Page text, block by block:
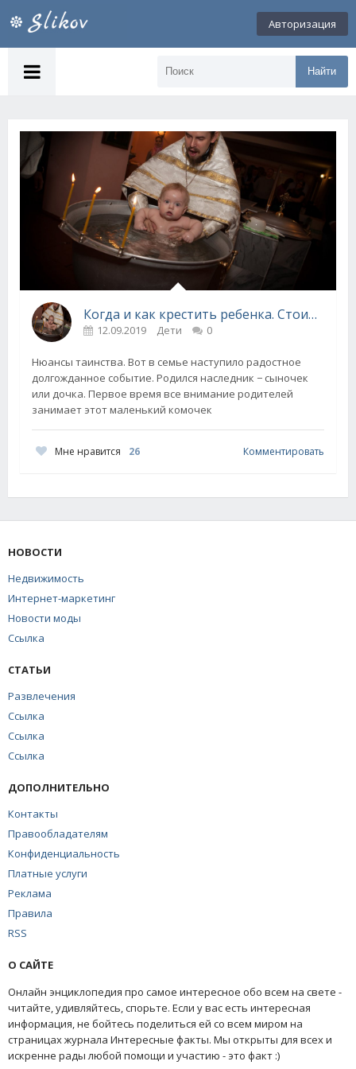
Авторизация
Найти
Когда и как крестить ребенка. Стоимость таинства крещения
12.09.2019 Дети 0
Нюансы таинства. Вот в семье наступило радостное
долгожданное событие. Родился наследник − сыночек
или дочка. Первое время все внимание родителей
занимает этот маленький комочек
Мне нравится 26 Комментировать
НОВОСТИ
Недвижимость
Интернет-маркетинг
Новости моды
Ссылка
СТАТЬИ
Развлечения
Ссылка
Ссылка
Ссылка
ДОПОЛНИТЕЛЬНО
Контакты
Правообладателям
Конфиденциальность
Платные услуги
Реклама
Правила
RSS
О САЙТЕ
Онлайн энциклопедия про самое интересное обо всем на свете -
читайте, удивляйтесь, спорьте. Если у вас есть интересная
информация, не бойтесь поделиться ей со всем миром на
страницах журнала Интересные факты. Мы открыты для всех и
искренне рады любой помощи и участию - это факт :)